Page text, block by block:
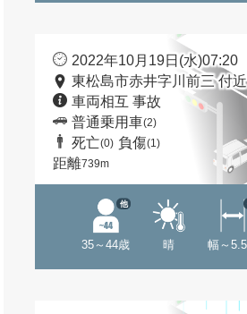
2022年10月19日(水)07:20
東松島市赤井字川前三 付近
車両相互 事故
普通乗用車(2)
死亡(0) 負傷(1)
距離739m
35～44歳
他
晴 幅～